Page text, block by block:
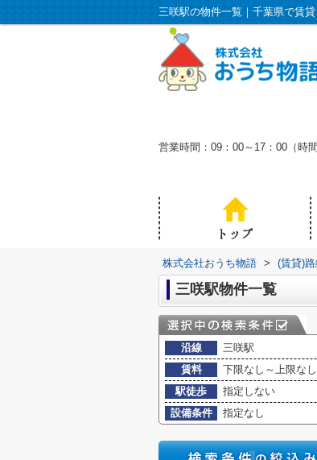
三咲駅の物件一覧｜千葉県で賃
営業時間：09：00～17：00（時
株式会社おうち物語 > (賃貸)
三咲駅物件一覧
沿線
三咲駅
賃料
下限なし～上限なし
駅徒歩
指定しない
設備条件
指定なし